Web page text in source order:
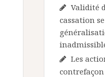
Validité
cassation
Les